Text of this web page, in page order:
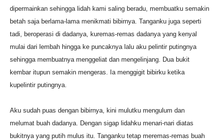
dipermainkan sehingga lidah kami saling beradu, membuatku semakin
betah saja berlama-lama menikmati bibirnya. Tanganku juga seperti
tadi, beroperasi di dadanya, kuremas-remas dadanya yang kenyal
mulai dari lembah hingga ke puncaknya lalu aku pelintir putingnya
sehingga membuatnya menggeliat dan mengelinjang. Dua bukit
kembar itupun semakin mengeras. Ia menggigit bibirku ketika
kupelintir putingnya.
Aku sudah puas dengan bibirnya, kini mulutku mengulum dan
melumat buah dadanya. Dengan sigap lidahku menari-nari diatas
bukitnya yang putih mulus itu. Tanganku tetap meremas-remas buah